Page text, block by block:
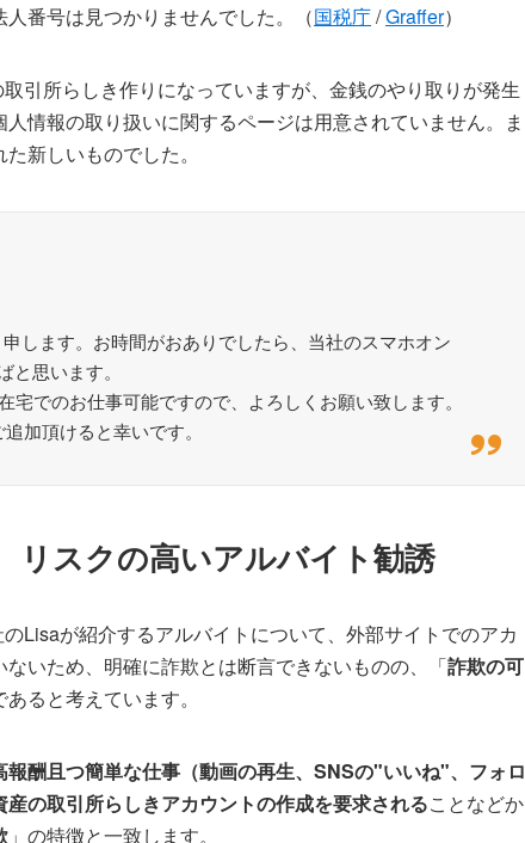
番号は見つかりませんでした。（国税庁/Graffer）
引所らしき作りになっていますが、金銭のやり取りが発生
情報の取り扱いに関するページは用意されていません。ま
新しいものでした。
します。お時間がおありでしたら、当社のスマホオン
思います。
宅でのお仕事可能ですので、よろしくお願い致します。
加頂けると幸いです。
リスクの高いアルバイト勧誘
Lisaが紹介するアルバイトについて、外部サイトでのアカ
いため、明確に詐欺とは断言できないものの、「詐欺の可
あると考えています。
報酬且つ簡単な仕事（動画の再生、SNSの"いいね"、フォロ
産の取引所らしきアカウントの作成を要求されることなどか
」の特徴と一致します。